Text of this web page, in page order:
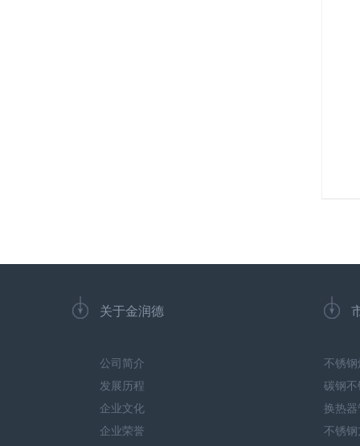
关于金润德
公司简介
发展历程
企业文化
企业荣誉
不锈钢
碳钢
换热器
不锈